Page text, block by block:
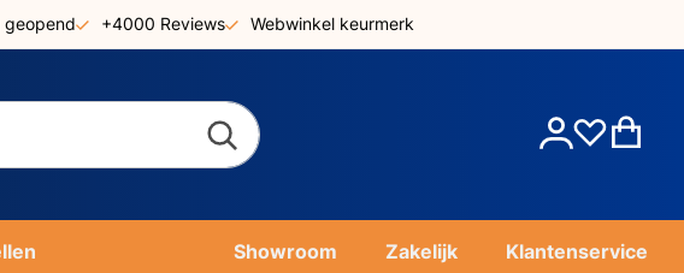
geopend +4000 Reviews Webwinkel keurmerk
Account
Showroom Zakelijk Klantenservice